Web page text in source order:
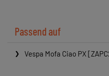
Passend auf
Vespa Mofa Ciao PX